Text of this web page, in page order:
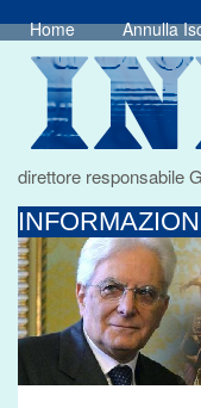
Home Annulla
direttore responsabile